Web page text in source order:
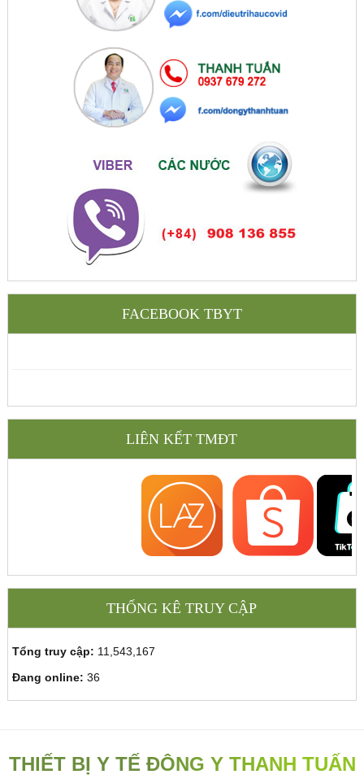
FACEBOOK TBYT
LIÊN KẾT TMĐT
THỐNG KÊ TRUY CẬP
Tổng truy cập: 11,543,167
Đang online: 36
THIẾT BỊ Y TẾ ĐÔNG Y THANH TUẤN